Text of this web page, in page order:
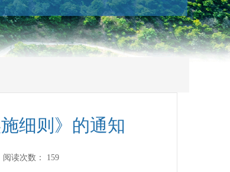
细则》的通知
读次数： 159